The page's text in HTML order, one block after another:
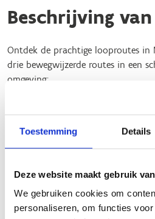
Toestemming Details
Deze website maakt gebruik
We gebruiken cookies om
personaliseren, om functies
Beschrijving
Ontdek de prachtige looproutes in
drie bewegwijzerde routes in een
omgeving:
Rode route: 2 km
Groene route: 3,1 km
startlocatie bevindt zich aan de
Galbergen is een rustige en
wandelen, te fietsen en te spelen.